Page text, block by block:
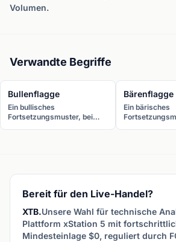
Volumen.
Verwandte Begriffe
Bullenflagge
Ein bullisches
Fortsetzungsmuster, bei
typischerweise nach oben
Bärenflagge
Ein bärisches
Bereit für den Live-Handel?
XTB.Unsere Wahl für technische
Plattform xStation 5 mit
Mindesteinlage $0, reguliert durch